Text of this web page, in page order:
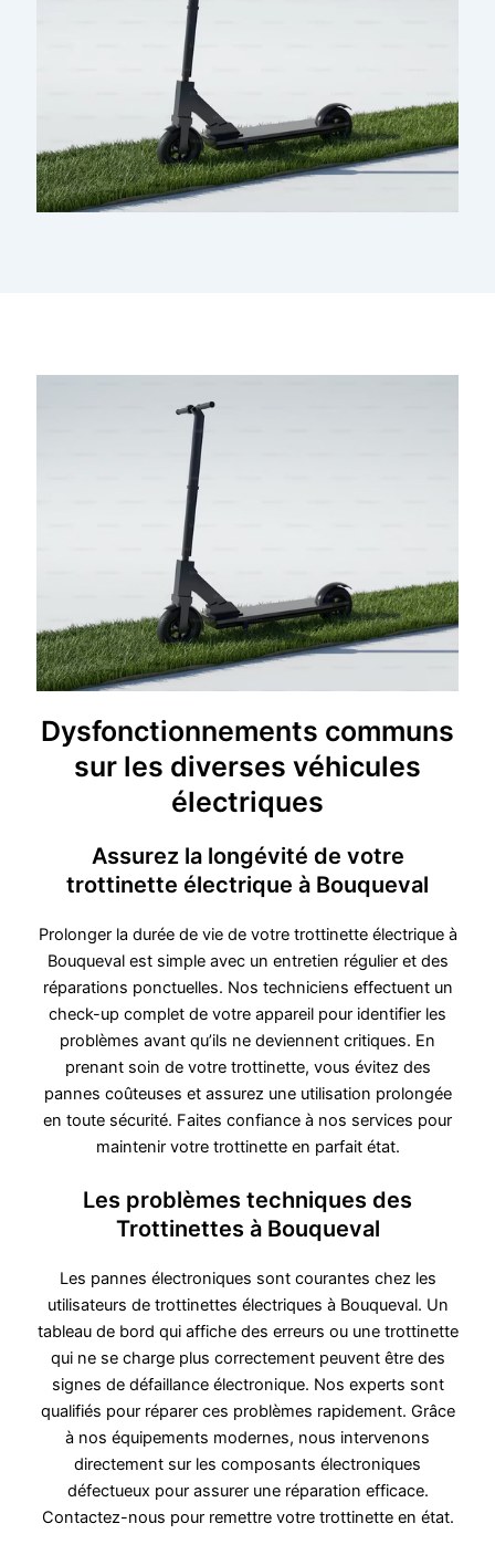
Dysfonctionnements communs
sur les diverses véhicules
électriques
Assurez la longévité de votre
trottinette électrique à Bouqueval
Prolonger la durée de vie de votre trottinette électrique à
Bouqueval est simple avec un entretien régulier et des
réparations ponctuelles. Nos techniciens effectuent un
check-up complet de votre appareil pour identifier les
problèmes avant qu’ils ne deviennent critiques. En
prenant soin de votre trottinette, vous évitez des
pannes coûteuses et assurez une utilisation prolongée
en toute sécurité. Faites confiance à nos services pour
maintenir votre trottinette en parfait état.
Les problèmes techniques des
Trottinettes à Bouqueval
Les pannes électroniques sont courantes chez les
utilisateurs de trottinettes électriques à Bouqueval. Un
tableau de bord qui affiche des erreurs ou une trottinette
qui ne se charge plus correctement peuvent être des
signes de défaillance électronique. Nos experts sont
qualifiés pour réparer ces problèmes rapidement. Grâce
à nos équipements modernes, nous intervenons
directement sur les composants électroniques
défectueux pour assurer une réparation efficace.
Contactez-nous pour remettre votre trottinette en état.